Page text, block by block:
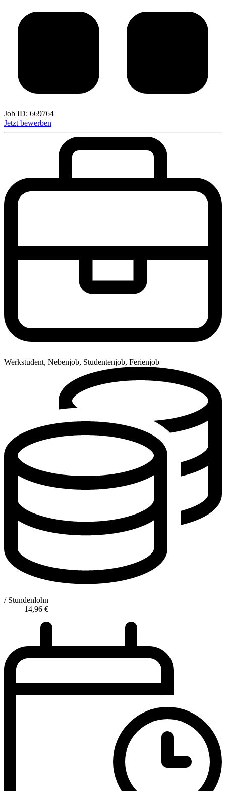
Job ID: 669764
Jetzt bewerben
Werkstudent, Nebenjob, Studentenjob, Ferienjob
/ Stundenlohn
14,96 €